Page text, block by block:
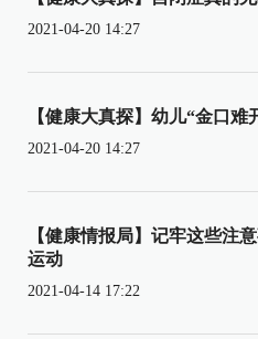
2021-04-20 14:27
【健康大真探】幼儿“金口
2021-04-20 14:27
【健康情报局】记牢这些注
运动
2021-04-14 17:22